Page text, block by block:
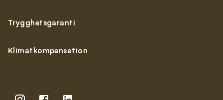
Trygghetsgaranti
Klimatkompensation